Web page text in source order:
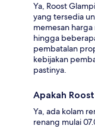
Ya, Roost
yang tersedia
memesan
hingga
pembatalan
kebijakan
pastinya.
Apakah
Ya, ada kolam
renang mulai